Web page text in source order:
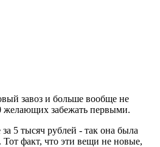
завоз и больше вообще не
желающих забежать первыми.
5 тысяч рублей - так она была
Тот факт, что эти вещи не новые,